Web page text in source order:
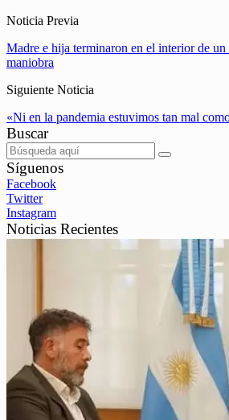
Noticia Previa
Madre e hija terminaron en el interior de
maniobra
Siguiente Noticia
«Ni en la pandemia estuvimos tan mal
Buscar
Síguenos
Facebook
Twitter
Instagram
Noticias Recientes